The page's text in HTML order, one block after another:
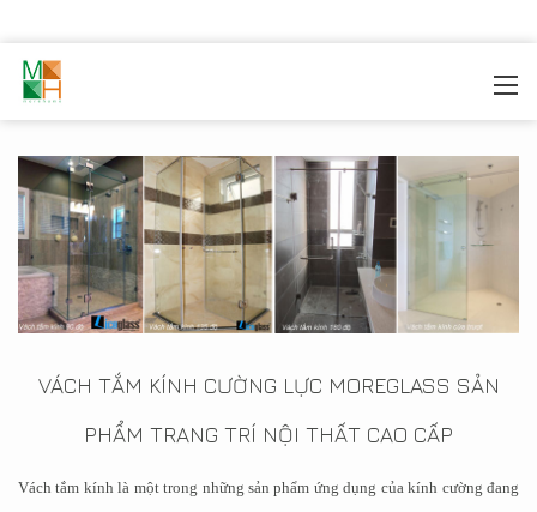
TẮM KÍNH
VÁCH TẮM KÍNH CƯỜNG LỰC MOREGLASS SẢN
PHẨM TRANG TRÍ NỘI THẤT CAO CẤP
Vách tắm kính là một trong những sản phẩm ứng dụng của kính cường đang